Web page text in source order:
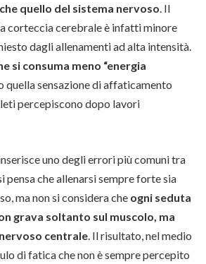
quello del sistema nervoso. Il
corteccia cerebrale è infatti minore
dagli allenamenti ad alta intensità.
si consuma meno “energia
quella sensazione di affaticamento
percepiscono dopo lavori
uno degli errori più comuni tra
pensa che allenarsi sempre forte sia
ma non si considera che ogni seduta
grava soltanto sul muscolo, ma
centrale . Il risultato, nel medio
di fatica che non è sempre percepito